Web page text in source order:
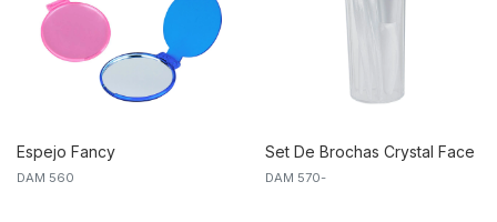
Espejo Fancy
DAM 560
Set De Brochas Crystal Face
DAM 570-